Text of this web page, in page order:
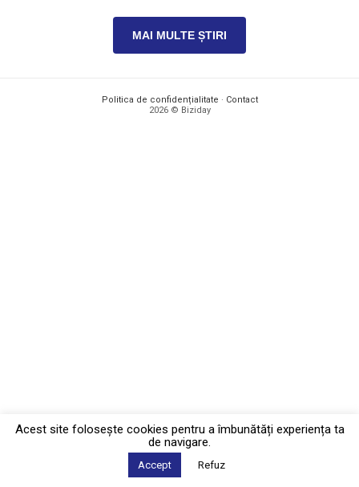
MAI MULTE ȘTIRI
Politica de confidențialitate · Contact
2026 © Biziday
Acest site foloseşte cookies pentru a îmbunătăți experiența ta
de navigare.
Accept Refuz